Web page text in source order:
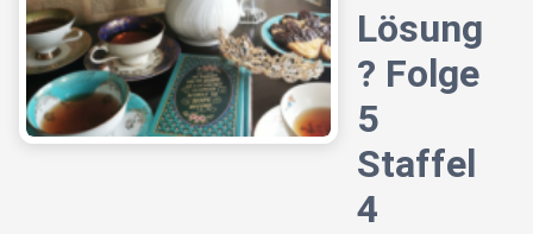
Lösung
? Folge
5
Staffel
4